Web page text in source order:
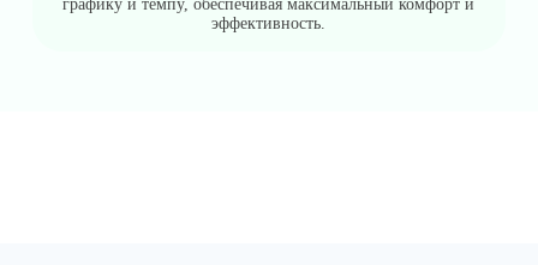
графику и темпу, обеспечивая максимальный комфорт и
эффективность.